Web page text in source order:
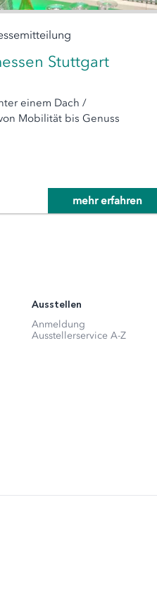
Stuttgart
einem Dach /
Mobilität bis Genuss
mehr erfahren
Ausstellen
Anmeldung
Ausstellerservice A-Z